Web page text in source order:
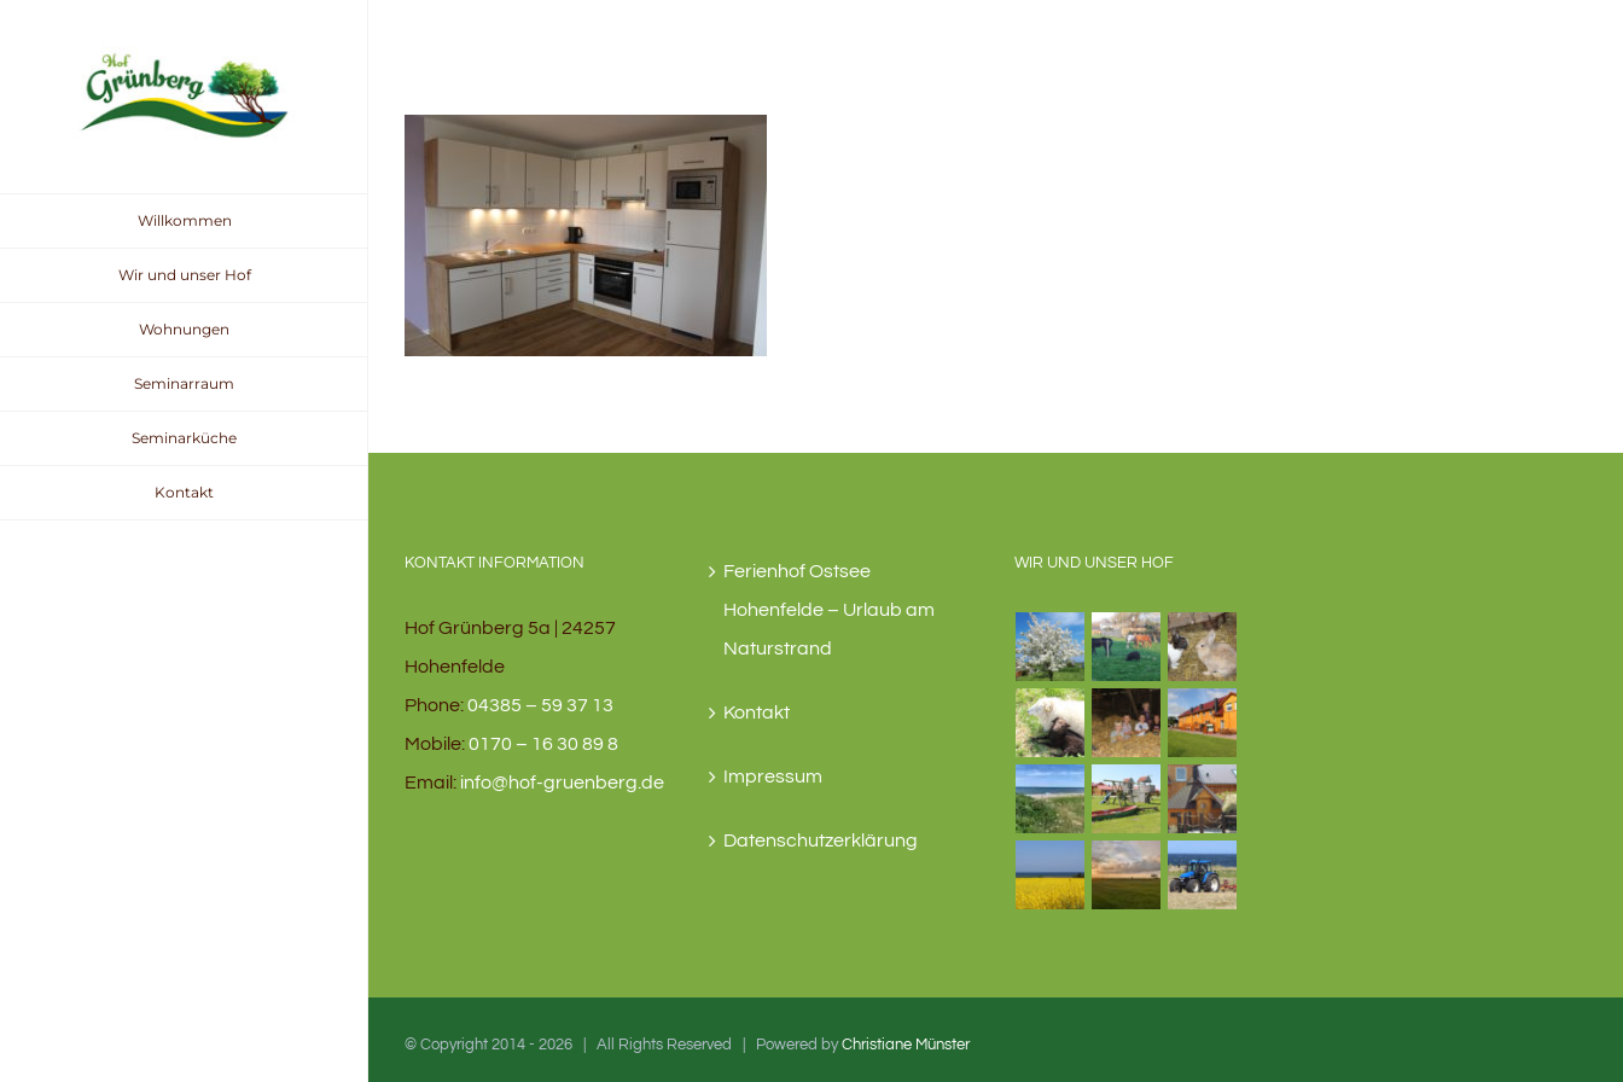
Willkommen
Wir und unser Hof
Wohnungen
Seminarraum
Seminarküche
Kontakt
KONTAKT INFORMATION
Hof Grünberg 5a | 24257
Hohenfelde
Phone:04385 – 59 37 13
Mobile:0170 – 16 30 89 8
Email: info@hof-gruenberg.de
Ferienhof Ostsee
Hohenfelde – Urlaub am
Naturstrand
Kontakt
Impressum
Datenschutzerklärung
WIR UND UNSER HOF
© Copyright 2014 - 2026 | All Rights Reserved | Powered byChristiane Münster